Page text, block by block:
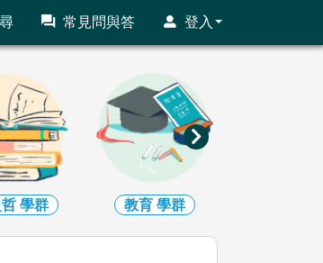
常見問與答 登入
學群 教育 學群